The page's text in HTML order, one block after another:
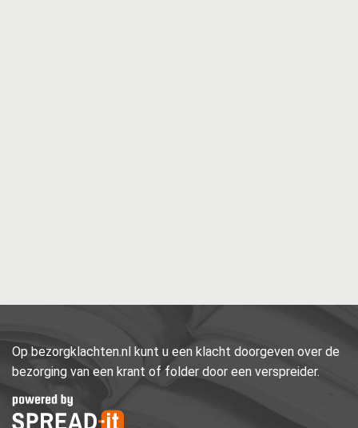
Op bezorgklachten.nl kunt u een klacht doorgeven over de
bezorging van een krant of folder door een verspreider.